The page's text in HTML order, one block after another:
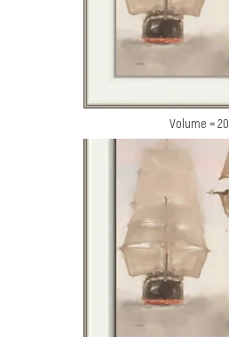
Volume = 20